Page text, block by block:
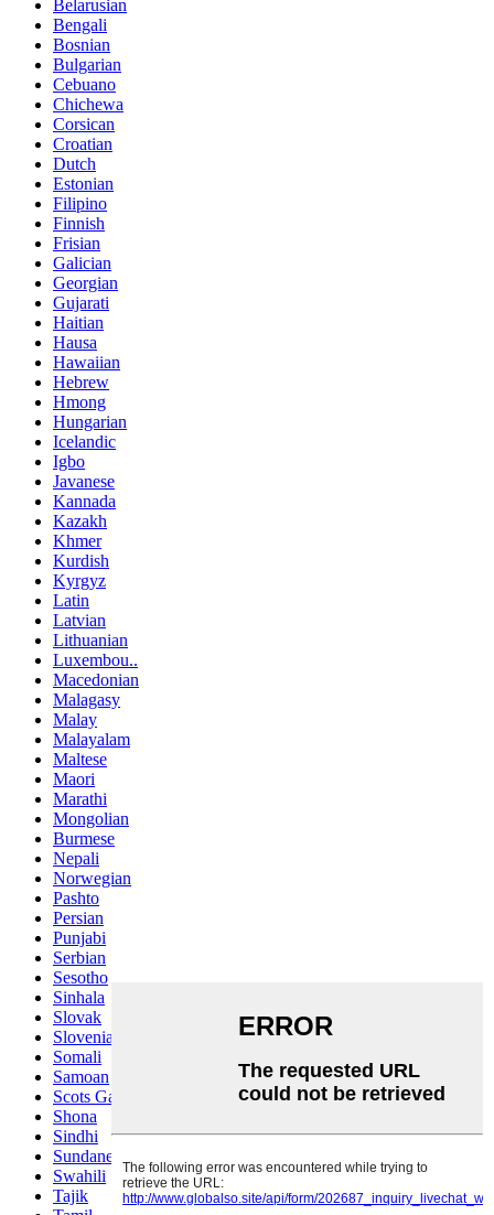
Belarusian
Bengali
Bosnian
Bulgarian
Cebuano
Chichewa
Corsican
Croatian
Dutch
Estonian
Filipino
Finnish
Frisian
Galician
Georgian
Gujarati
Haitian
Hausa
Hawaiian
Hebrew
Hmong
Hungarian
Icelandic
Igbo
Javanese
Kannada
Kazakh
Khmer
Kurdish
Kyrgyz
Latin
Latvian
Lithuanian
Luxembou..
Macedonian
Malagasy
Malay
Malayalam
Maltese
Maori
Marathi
Mongolian
Burmese
Nepali
Norwegian
Pashto
Persian
Punjabi
Serbian
Sesotho
Sinhala
Slovak
Slovenian
Somali
Samoan
Scots Gaelic
Shona
Sindhi
Sundanese
Swahili
Tajik